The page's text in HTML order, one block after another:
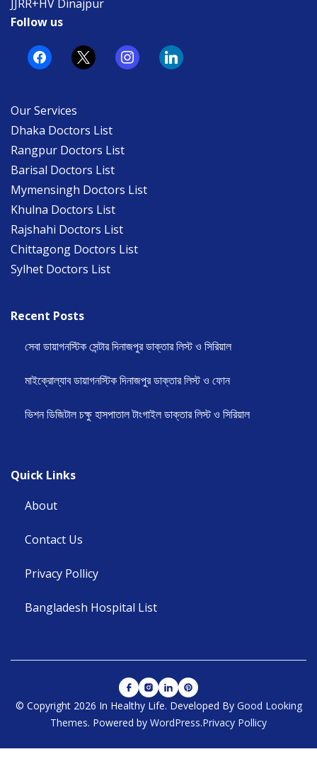
JJRR+HV Dinajpur
Follow us
facebook
x instagramlinkedin
Our Services
Dhaka Doctors List
Rangpur Doctors List
Barisal Doctors List
Mymensingh Doctors List
Khulna Doctors List
Rajshahi Doctors List
Chittagong Doctors List
Sylhet Doctors List
Recent Posts
সেবা ডায়াগনস্টিক সেন্টার দিনাজপুর ডাক্তার লিস্ট ও সিরিয়াল
মাইক্রোল্যাব ডায়াগনস্টিক দিনাজপুর ডাক্তার লিস্ট ও ফোন
ভিশন ডিজিটাল চক্ষু হাসপাতাল টাংগাইল ডাক্তার লিস্ট ও সিরিয়াল
Quick Links
About
Contact Us
Privacy Pollicy
Bangladesh Hospital List
© Copyright 2026 In Healthy Life. Developed By Good Looking
Themes. Powered by WordPress.Privacy Pollicy